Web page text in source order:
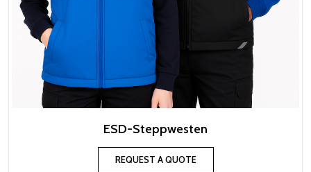
ESD-Steppwesten
REQUEST A QUOTE